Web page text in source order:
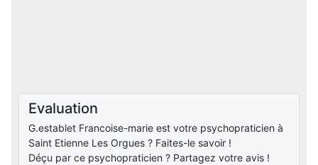
Evaluation
G.establet Francoise-marie est votre psychopraticien à
Saint Etienne Les Orgues ? Faites-le savoir !
Déçu par ce psychopraticien ? Partagez votre avis !